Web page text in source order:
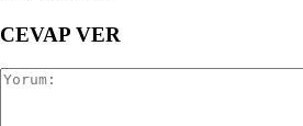
CEVAP VER